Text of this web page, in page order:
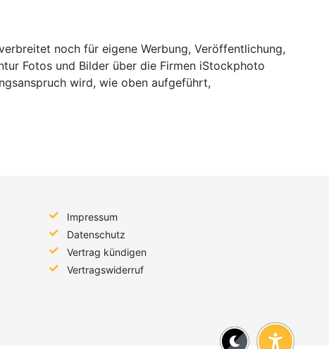
noch für eigene Werbung, Veröffentlichung,
Fotos und Bilder über die Firmen iStockphoto
wird, wie oben aufgeführt,
Impressum
Datenschutz
Vertrag kündigen
Vertragswiderruf